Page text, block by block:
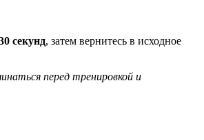
секунд, затем вернитесь в исходное
перед тренировкой и